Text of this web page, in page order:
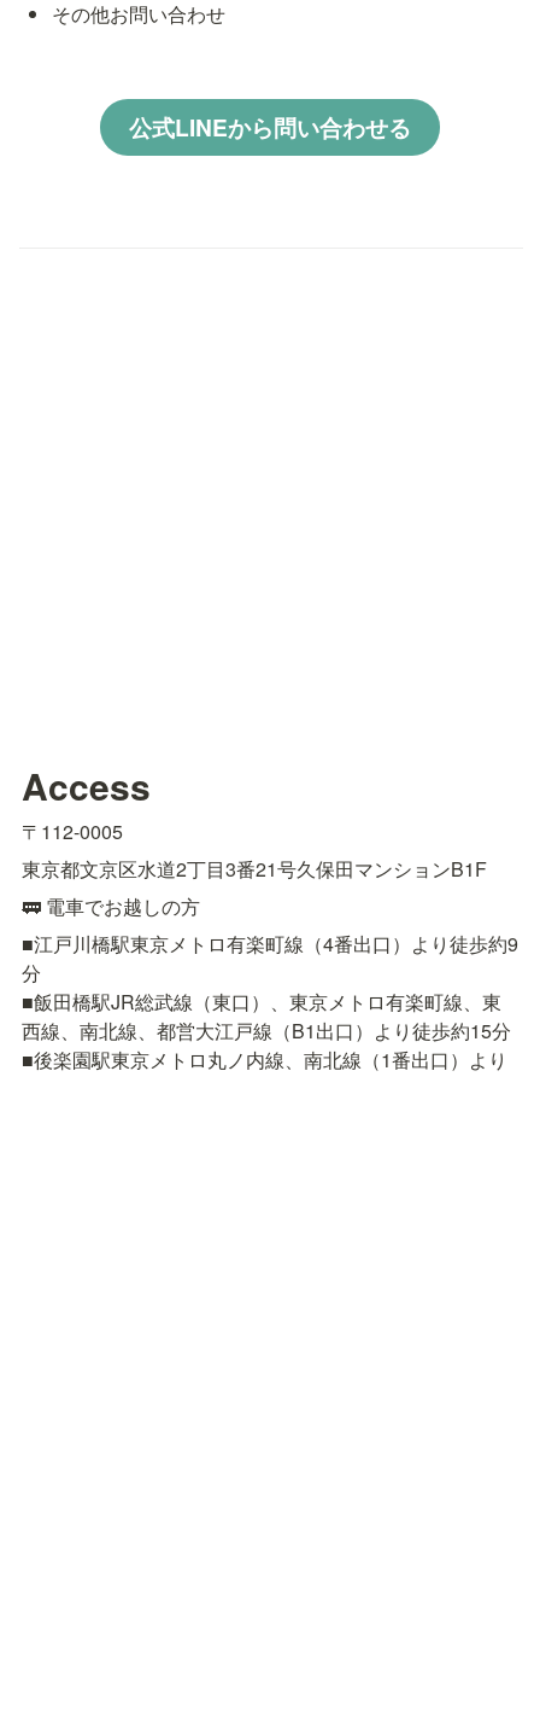
その他お問い合わせ
公式LINEから問い合わせる
Access
〒112-0005
東京都文京区水道2丁目3番21号久保田マンションB1F
🚃 電車でお越しの方
■江戸川橋駅東京メトロ有楽町線（4番出口）より徒歩約9
分
■飯田橋駅JR総武線（東口）、東京メトロ有楽町線、東
西線、南北線、都営大江戸線（B1出口）より徒歩約15分
■後楽園駅東京メトロ丸ノ内線、南北線（1番出口）より